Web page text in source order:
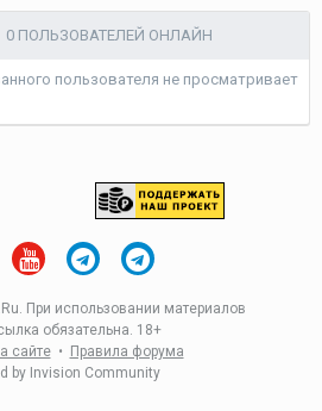
0 ПОЛЬЗОВАТЕЛЕЙ ОНЛАЙН
пользователя не просматривает
При использовании материалов
обязательна. 18+
сайте• Правила форума
by Invision Community